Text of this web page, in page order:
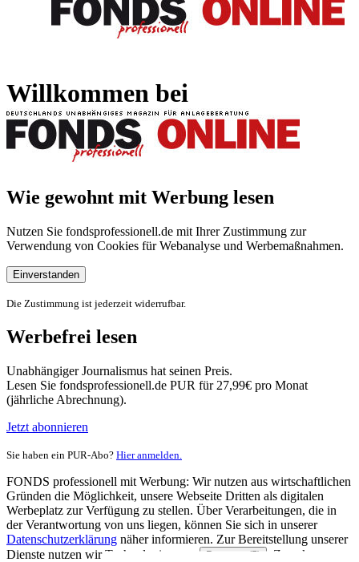
Willkommen bei
Wie gewohnt mit Werbung lesen
Nutzen Sie fondsprofessionell.de mit Ihrer Zustimmung zur
Verwendung von Cookies für Webanalyse und Werbemaßnahmen.
Einverstanden
Die Zustimmung ist jederzeit widerrufbar.
Werbefrei lesen
Unabhängiger Journalismus hat seinen Preis.
Lesen Sie fondsprofessionell.de PUR für 27,99€ pro Monat
(jährliche Abrechnung).
Jetzt abonnieren
Sie haben ein PUR-Abo? Hier anmelden.
FONDS professionell mit Werbung: Wir nutzen aus wirtschaftlichen
Gründen die Möglichkeit, unsere Webseite Dritten als digitalen
Werbeplatz zur Verfügung zu stellen. Über Verarbeitungen, die in
der Verantwortung von uns liegen, können Sie sich in unserer
Datenschutzerklärung näher informieren. Zur Bereitstellung unserer
Dienste nutzen wir Technologien von
Partnern (5)
. Zwecke: